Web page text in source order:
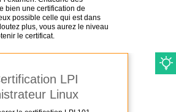
bien une certification de
possible celle qui est dans
plus, vous aurez le niveau
le certificat.
LPI
Linux